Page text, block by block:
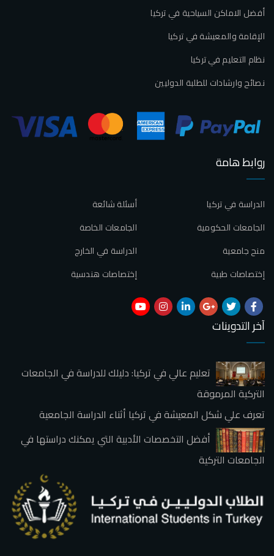
أفضل الاماكن السياحية في تركيا
الإقامة والمعيشة في تركيا
نظام التعليم في تركيا
نصائح وارشادات للطلبة الدوليين
روابط هامة
أسئلة شائعة
الدراسة في تركيا
الجامعات الخاصة
الجامعات الحكومية
الدراسة في الخارج
منح جامعية
إختصاصات هندسية
إختصاصات طبية
آخر التدوينات
تعليم عالي في تركيا: دليلك للدراسة في الجامعات
التركية المرموقة
تعرف علي شكل المعيشة في تركيا أثناء الدراسة الجامعية
أفضل التخصصات الأدبية التي يمكنك دراستها في
الجامعات التركية